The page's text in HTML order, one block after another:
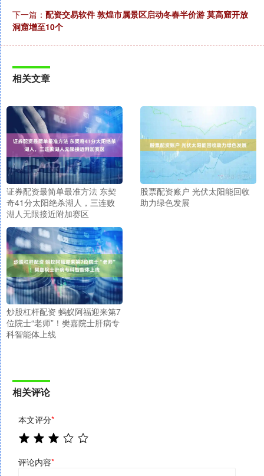
下一篇： 配资交易软件 敦煌市属景区启动冬春半价游 莫高窟开放
洞窟增至10个
相关文章
证券配资最简单最准方法 东契
奇41分太阳绝杀湖人，三连败
湖人无限接近附加赛区
股票配资账户 光伏太阳能回收
助力绿色发展
炒股杠杆配资 蚂蚁阿福迎来第7
位院士“老师”！樊嘉院士肝病专
科智能体上线
相关评论
本文评分*
评论内容*